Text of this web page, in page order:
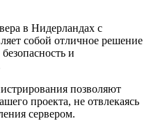
в Нидерландах с
собой отличное решение
и
позволяют
проекта, не отвлекаясь
сервером.